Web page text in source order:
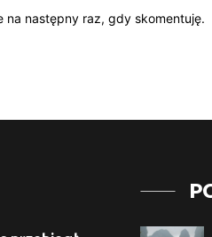
na następny raz, gdy skomentuję.